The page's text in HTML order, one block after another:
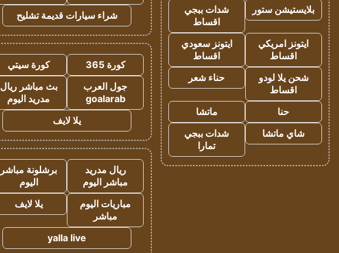
بلايستيشن ستور
شدات ببجي
اقساط
ايتونز امريكي
اقساط
ايتونز سعودي
اقساط
شحن يلا لودو
اقساط
حناء شعر
حنا
ماتشا
شاي ماتشا
شدات ببجي
تمارا
شراء سيارات قديمة تشليح
كورة 365
كورة سيتي
جول العرب
goalarab
بث مباشر ريال
مدريد اليوم
يلا لايف
ريال مدريد
مباشر اليوم
برشلونة مباشر
اليوم
مباريات اليوم
مباشر
يلا لايف
yalla live